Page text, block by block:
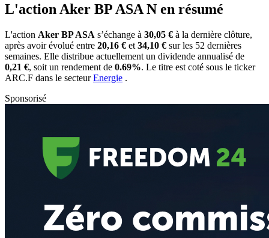
L'action Aker BP ASA N en résumé
L'action Aker BP ASA s’échange à 30,05 € à la dernière clôture,
après avoir évolué entre 20,16 € et 34,10 € sur les 52 dernières
semaines. Elle distribue actuellement un dividende annualisé de
0,21 €, soit un rendement de 0.69%. Le titre est coté sous le ticker
ARC.F dans le secteurEnergie .
Sponsorisé